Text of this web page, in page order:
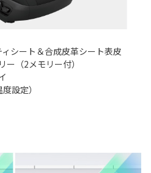
シート＆合成皮革シート表皮
（2メモリー付）
設定）